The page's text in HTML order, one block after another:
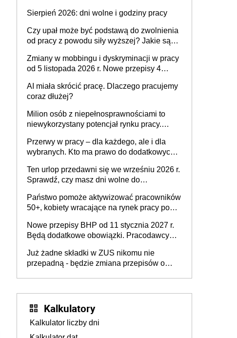
zespołu
Sierpień 2026: dni wolne i godziny pracy
Czy upał może być podstawą do zwolnienia
od pracy z powodu siły wyższej? Jakie są
Zmiany w mobbingu i dyskryminacji w pracy
od 5 listopada 2026 r. Nowe przepisy 4
Ustaw
AI miała skrócić pracę. Dlaczego pracujemy
coraz dłużej?
Milion osób z niepełnosprawnościami to
niewykorzystany potencjał rynku pracy.
dofinansowań czy refundacji, ale bariery po
stronie systemu i świadomości
pracodawców [WYWIAD]
Przerwy w pracy – dla każdego, ale i dla
wybranych. Kto ma prawo do dodatkowych
Ten urlop przedawni się we wrześniu 2026 r.
Sprawdź, czy masz dni wolne do
Państwo pomoże aktywizować pracowników
50+, kobiety wracające na rynek pracy po
osoby neuroatypowe. Powstanie Fundusz
na rzecz Inkluzywności w Zatrudnianiu?
Nowe przepisy BHP od 11 stycznia 2027 r.
Będą dodatkowe obowiązki. Pracodawcy
Już żadne składki w ZUS nikomu nie
przepadną - będzie zmiana przepisów o
Kalkulatory
Kalkulator liczby dni